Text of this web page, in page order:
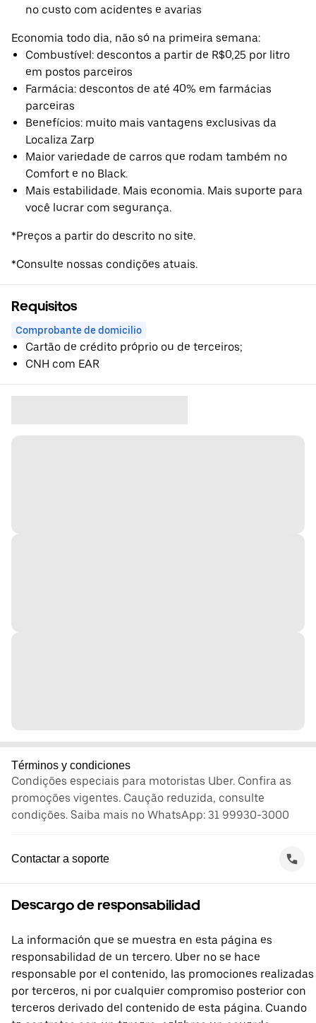
no custo com acidentes e avarias
Economia todo dia, não só na primeira semana:
Combustível: descontos a partir de R$0,25 por litro
em postos parceiros
Farmácia: descontos de até 40% em farmácias
parceiras
Benefícios: muito mais vantagens exclusivas da
Localiza Zarp
Maior variedade de carros que rodam também no
Comfort e no Black.
Mais estabilidade. Mais economia. Mais suporte para
você lucrar com segurança.
*Preços a partir do descrito no site.
*Consulte nossas condições atuais.
Requisitos
Comprobante de domicilio
Cartão de crédito próprio ou de terceiros;
CNH com EAR
Términos y condiciones
Condições especiais para motoristas Uber. Confira as
promoções vigentes. Caução reduzida, consulte
condições. Saiba mais no WhatsApp: 31 99930-3000
Contactar a soporte
Descargo de responsabilidad
La información que se muestra en esta página es
responsabilidad de un tercero. Uber no se hace
responsable por el contenido, las promociones realizadas
por terceros, ni por cualquier compromiso posterior con
terceros derivado del contenido de esta página. Cuando